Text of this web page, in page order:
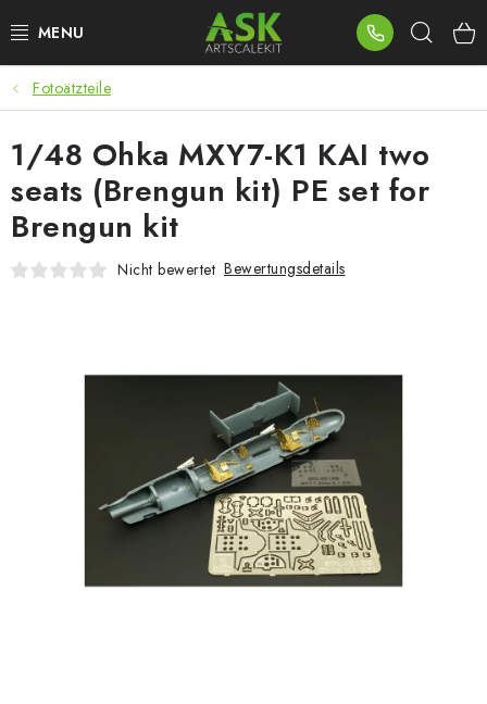
Inhalt
BLOG
SUMMER DAYS
WARHAMMER
ASK PRODUKTE
PLASTIKMODELLE
FARBEN & WERKZEUGE
Fotoätzteile
1/48 Ohka MXY7-K1 KAI two
seats (Brengun kit) PE set for
Brengun kit
Nicht bewertet Bewertungsdetails